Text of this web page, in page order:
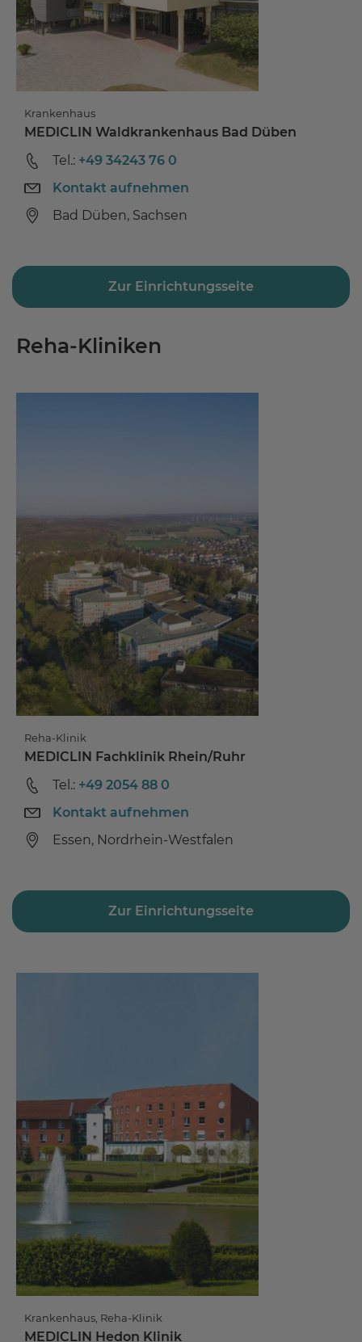
Krankenhaus
MEDICLIN Waldkrankenhaus Bad Düben
Tel.: +49 34243 76 0
Kontakt aufnehmen
Bad Düben, Sachsen
Zur Einrichtungsseite
Reha-Kliniken
Reha-Klinik
MEDICLIN Fachklinik Rhein/Ruhr
Tel.: +49 2054 88 0
Kontakt aufnehmen
Essen, Nordrhein-Westfalen
Zur Einrichtungsseite
Krankenhaus, Reha-Klinik
MEDICLIN Hedon Klinik